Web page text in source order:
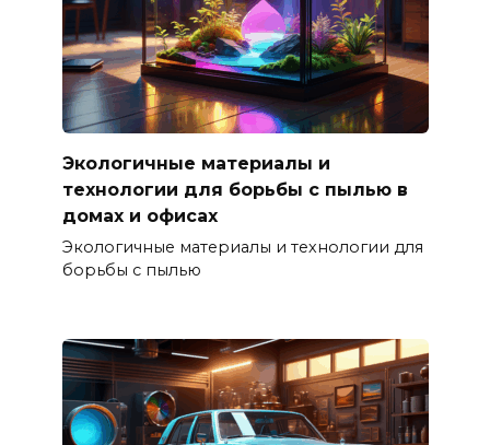
Экологичные материалы и
технологии для борьбы с пылью в
домах и офисах
Экологичные материалы и технологии для
борьбы с пылью